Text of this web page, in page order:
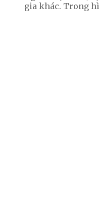
gia khác. Trong